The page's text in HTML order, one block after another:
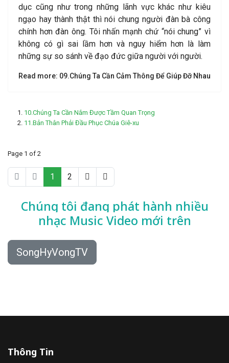
dục cũng như trong những lãnh vực khác như kiêu
ngạo hay thành thật thì nói chung người đàn bà công
chính hơn đàn ông. Tôi nhấn mạnh chứ “nói chung” vì
không có gì sai lầm hơn và nguy hiểm hơn là làm
những sự so sánh về đạo đức giữa người với người.
Read more: 09.Chúng Ta Cần Cảm Thông Để Giúp Đỡ Nhau
10.Chúng Ta Cần Nắm Được Tầm Quan Trọng
11.Bản Thân Phải Đầu Phục Chúa Giê-xu
Page 1 of 2
1 2
Chúng tôi đang phát hành nhiều
nhạc Music Video mới trên
SongHyVongTV
Thông Tin